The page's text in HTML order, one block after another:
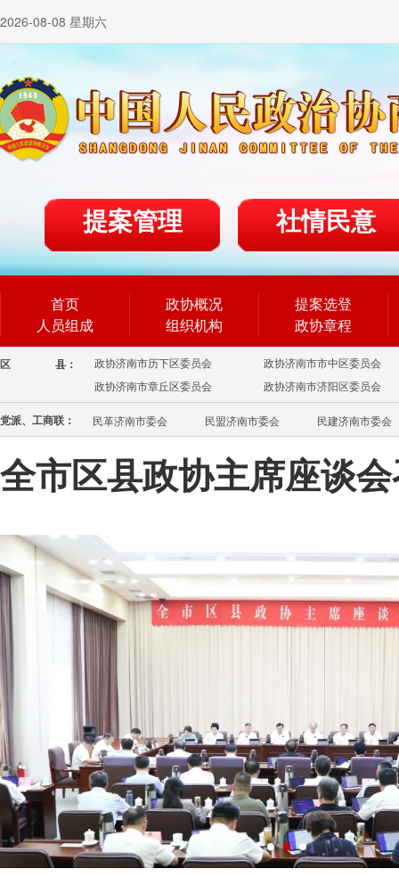
2026-08-08 星期六
提案管理 社情民意
首页
人员组成
政协概况
组织机构
提案选登
政协章程
区 县： 政协济南市历下区委员会
政协济南市市中区委员会
政协济南市章丘区委员会
政协济南市济阳区委员会
党派、工商联： 民革济南市委会 民盟济南市委会 民建济南市委会
全市区县政协主席座谈